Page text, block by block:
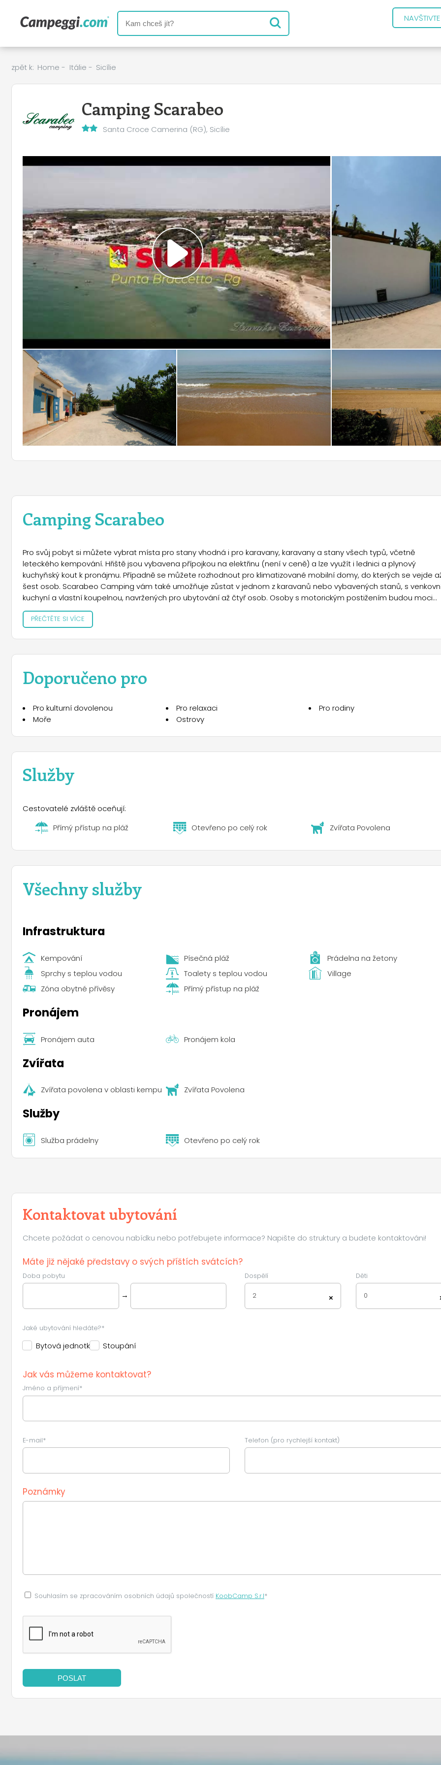
zpět k: Home - Itálie - Sicílie
Camping Scarabeo
Santa Croce Camerina (RG), Sicílie
Camping Scarabeo
Pro svůj pobyt si můžete vybrat místa pro stany vhodná i pro karavany, karavany a stany všech typů, včetně
leteckého kempování. Hřiště jsou vybavena přípojkou na elektřinu (není v ceně) a lze využít i lednici a plynový
kuchyňský kout k pronájmu. Případně se můžete rozhodnout pro klimatizované mobilní domy, do kterých se vejde
šest osob. Scarabeo Camping vám také umožňuje zůstat v jednom z karavanů nebo vybavených stanů, s
kuchyní a vlastní koupelnou, navržených pro ubytování až čtyř osob. Osoby s motorickým postižením budou moci
využívat vyhrazené toalety. Psi a jiná zvířata jsou v celém objektu povolena a mohou využívat sprchy s teplou
určené výhradně pro ně. Během svého pobytu v tomto kempu můžete využít bohatou vícejazyčnou knihovnu s
sebou a pravidelně je možné přímo v kempu zakoupit ryby, ovoce a zeleninu. Odtud se velmi rychle dostanete na
nejzajímavějších míst a také návštěvy místních farem a vinařství. Na cesty si můžete vyžádat zapůjčení auta nebo
kola na výlety a výlety a využít služby rezervace a prodeje jízdenek na autobusy, trajekty, lodě, vlaky a letadla. K
PŘEČTĚTE SI VÍCE
Doporučeno pro
Pro kulturní dovolenou Pro relaxaci
Pro rodiny
Moře
Ostrovy
Služby
Cestovatelé zvláště oceňují:
Přímý přístup na pláž
Otevřeno po celý rok Zvířata Povolena
Všechny služby
Infrastruktura
Kempování Písečná pláž
Prádelna na žetony
Sprchy s teplou vodou
Toalety s teplou vodou
Village
Zóna obytné přívěsy
Přímý přístup na pláž
Pronájem
Pronájem auta Pronájem kola
Zvířata
Zvířata povolena v oblasti kempu Zvířata Povolena
Služby
Služba prádelny Otevřeno po celý rok
Kontaktovat ubytování
Chcete požádat o cenovou nabídku nebo potřebujete informace? Napište do struktury a budete kontaktováni!
Máte již nějaké představy o svých příštích svátcích?
Doba pobytu
→
Dospělí
×
2
Děti
0
Jaké ubytování hledáte?*
Bytová jednotka Stoupání
Jak vás můžeme kontaktovat?
Jméno a příjmení*
E-mail* Telefon (pro rychlejší kontakt)
Poznámky
Souhlasím se zpracováním osobních údajů společností KoobCamp S.r.l*
POSLAT